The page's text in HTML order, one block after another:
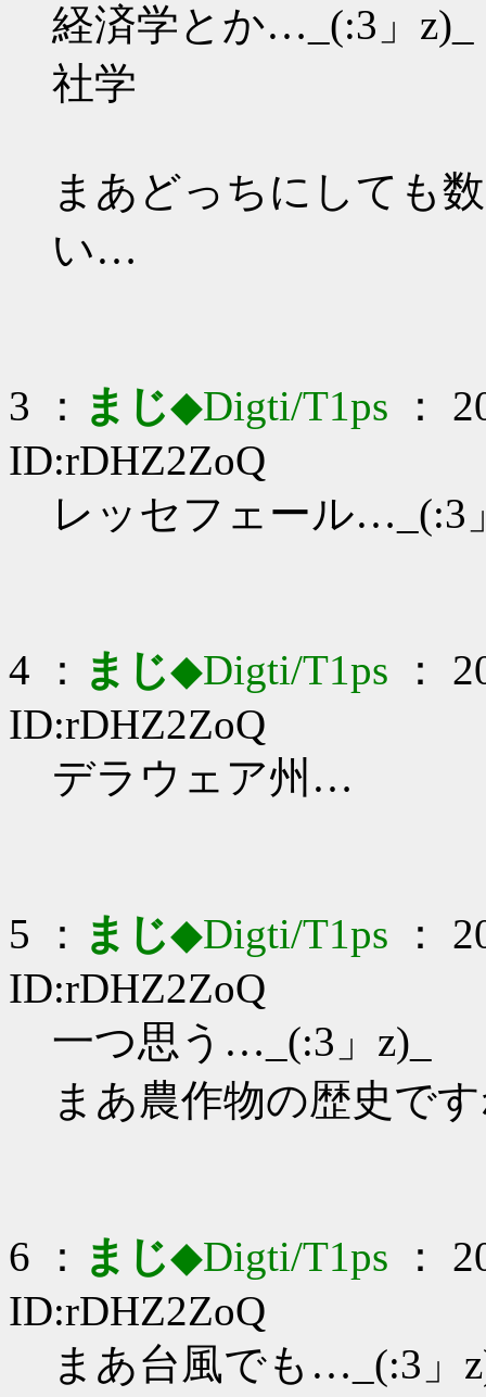
経済学とか…_(:3」z)_
社学
まあどっちにしても
い…
3 ： まじ◆Digti/T1ps ：
ID:rDHZ2ZoQ
レッセフェール…_(:3
4 ： まじ◆Digti/T1ps ：
ID:rDHZ2ZoQ
デラウェア州…
5 ： まじ◆Digti/T1ps ：
ID:rDHZ2ZoQ
一つ思う…_(:3」z)_
まあ農作物の歴史で
6 ： まじ◆Digti/T1ps ：
ID:rDHZ2ZoQ
まあ台風でも…_(:3」